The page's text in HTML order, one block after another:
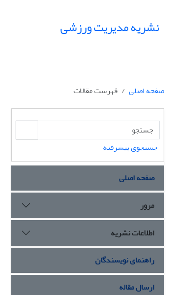
نشریه مدیریت ورزشی
صفحه اصلی
فهرست مقالات
جستجوی پیشرفته
صفحه اصلی
مرور
اطلاعات نشریه
راهنمای نویسندگان
ارسال مقاله